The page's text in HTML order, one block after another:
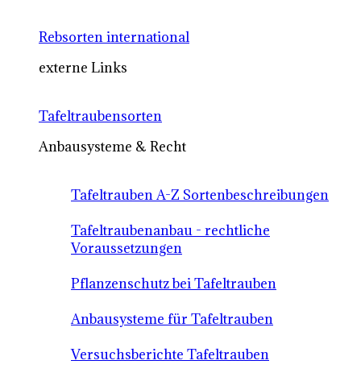
Rebsorten international
externe Links
Tafeltraubensorten
Anbausysteme & Recht
Tafeltrauben A-Z Sortenbeschreibungen
Tafeltraubenanbau - rechtliche
Voraussetzungen
Pflanzenschutz bei Tafeltrauben
Anbausysteme für Tafeltrauben
Versuchsberichte Tafeltrauben